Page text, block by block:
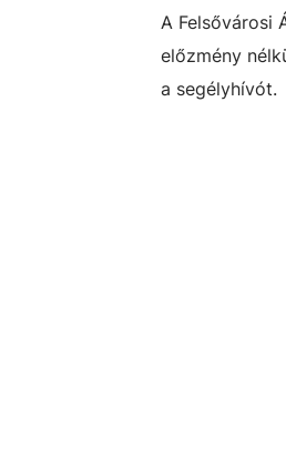
A Felsővárosi
előzmény
a segélyhívót.